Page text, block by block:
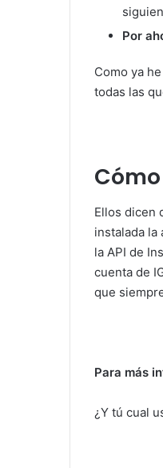
Por
Como ya
todas las
Ellos dicen
instalada la
la API de
cuenta de
que
Para más
¿Y tú cual